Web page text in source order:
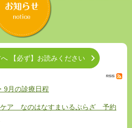
【必ず】お読みください
9月の診療日程
ケア なのはなすまいるぷらざ 予約